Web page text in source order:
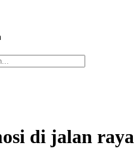
di jalan raya